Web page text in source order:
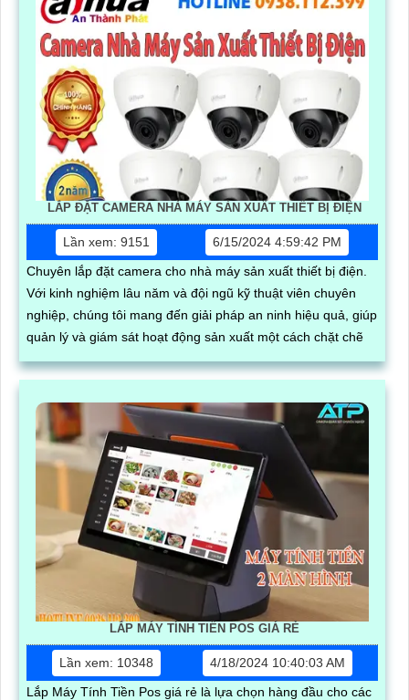
LẮP ĐẶT CAMERA NHÀ MÁY SẢN XUẤT THIẾT BỊ ĐIỆN
Lần xem: 9151
6/15/2024 4:59:42 PM
Chuyên lắp đặt camera cho nhà máy sản xuất thiết bị điện.
Với kinh nghiệm lâu năm và đội ngũ kỹ thuật viên chuyên
nghiệp, chúng tôi mang đến giải pháp an ninh hiệu quả, giúp
quản lý và giám sát hoạt động sản xuất một cách chặt chẽ
LẮP MÁY TÍNH TIỀN POS GIÁ RẺ
Lần xem: 10348
4/18/2024 10:40:03 AM
Lắp Máy Tính Tiền Pos giá rẻ là lựa chọn hàng đầu cho các